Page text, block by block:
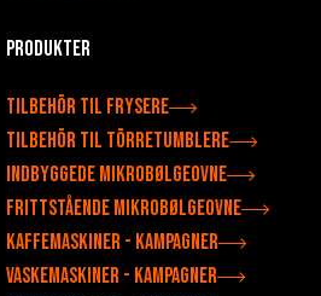
Produkter
Tilbehör til frysere
Tilbehör til törretumblere
Indbyggede mikrobølgeovne
Frittstående mikrobølgeovne
Kaffemaskiner - Kampagner
Vaskemaskiner - Kampagner